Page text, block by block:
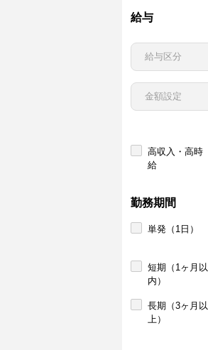
給与
高収入・高時
給
勤務期間
単発（1日）
短期（1ヶ月以
内）
長期（3ヶ月以
上）